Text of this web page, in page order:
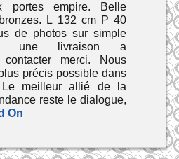
portes empire. Belle
L 132 cm P 40
de photos sur simple
une livraison a
contacter merci. Nous
précis possible dans
Le meilleur allié de la
reste le dialogue,
On